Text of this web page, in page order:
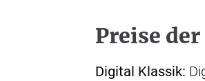
Preise
Digital Klassik: